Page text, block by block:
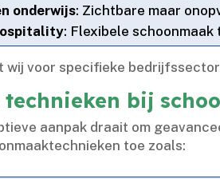
onderwijs: Zichtbare maar
: Flexibele
wij voor specifieke
technieken bij
aanpak draait om
toe zoals: